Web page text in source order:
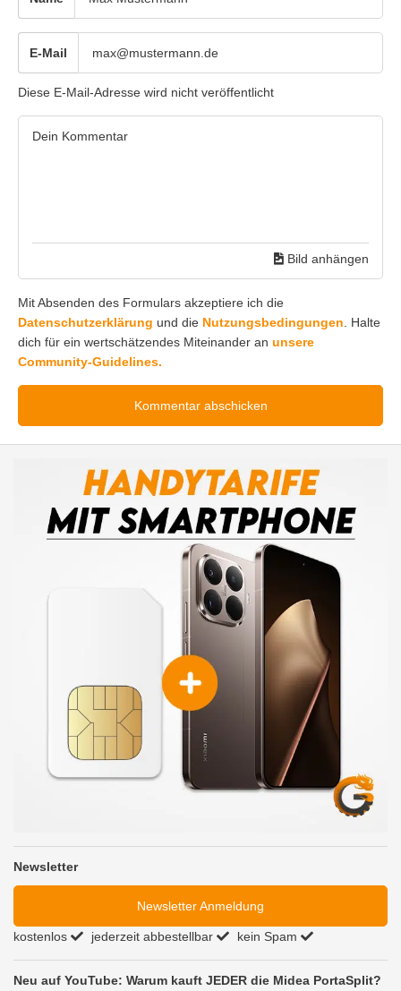
E-Mail
Diese E-Mail-Adresse wird nicht veröffentlicht
Bild anhängen
Mit Absenden des Formulars akzeptiere ich die
Datenschutzerklärung und die Nutzungsbedingungen . Halte
dich für ein wertschätzendes Miteinander an unsere
Community-Guidelines.
Newsletter
Newsletter Anmeldung
kostenlos jederzeit abbestellbar kein Spam
Neu auf YouTube: Warum kauft JEDER die Midea PortaSplit?